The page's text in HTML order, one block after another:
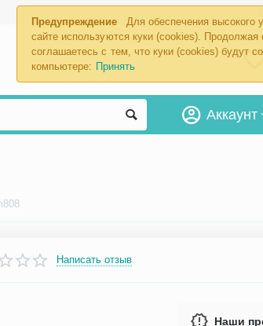
Предупреждение
Для обеспечения высокого
сайте используются куки (cookies). Продолжая
соглашаетесь с тем, что куки (cookies) будут
компьютере: Принять
Аккаунт
Написать отзыв
Наши